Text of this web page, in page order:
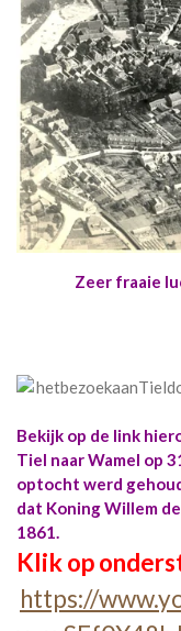
Zeer fraaie
Bekijk op de link
Tiel naar Wamel op
optocht werd
dat Koning Willem
1861.
Klik op
https://